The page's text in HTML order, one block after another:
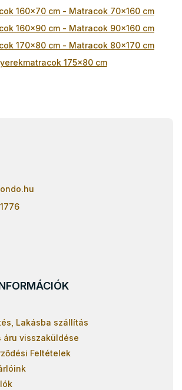
e
e
m
i
160x70 cm - Matracok 70x160 cm
160x90 cm - Matracok 90x160 cm
170x80 cm - Matracok 80x170 cm
175x80 cm
Lakásba szállítás
áru visszaküldése
Feltételek